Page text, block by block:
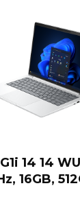
14 14
16GB,